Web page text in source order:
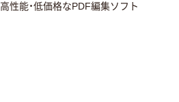
高性能・低価格なPDF編集ソフト